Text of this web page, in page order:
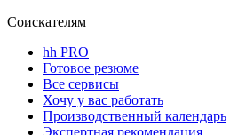
Соискателям
hh PRO
Готовое резюме
Все сервисы
Хочу у вас работать
Производственный календарь
Экспертная рекомендация